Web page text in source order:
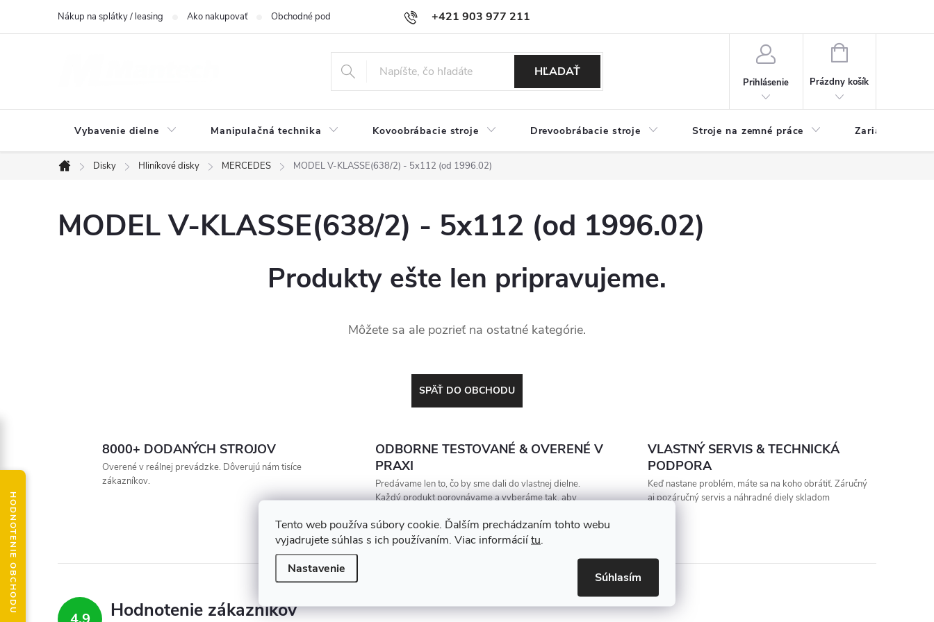
Tento web používa súbory cookie. Ďalším prechádzaním tohto webu
vyjadrujete súhlas s ich používaním. Viac informáciítu.
Nastavenie
Súhlasím
+421 903 977 211
Nákup na splátky / leasing Ako nakupovať Obchodné podmienky Podmienky ochrany osobných údajov
HĽADAŤ
Prihlásenie
NÁKUPNÝ
Prázdny košík
Vybavenie dielne Manipulačná technika Kovoobrábacie stroje Drevoobrábacie stroje Stroje na zemné práce Zariadenia na
Domov
Disky Hliníkové disky MERCEDES MODEL V-KLASSE(638/2) - 5x112 (od 1996.02)
MODEL V-KLASSE(638/2) - 5x112 (od 1996.02)
Produkty ešte len pripravujeme.
Môžete sa ale pozrieť na ostatné kategórie.
SPÄŤ DO OBCHODU
8000+ DODANÝCH STROJOV
Overené v reálnej prevádzke. Dôverujú nám tisíce
zákazníkov.
ODBORNE TESTOVANÉ & OVERENÉ V
PRAXI
Predávame len to, čo by sme dali do vlastnej dielne.
Každý produkt porovnávame a vyberáme tak, aby
VLASTNÝ SERVIS & TECHNICKÁ
PODPORA
Keď nastane problém, máte sa na koho obrátiť. Záručný
aj pozáručný servis a náhradné diely skladom
Hodnotenie zákazníkov
HODNOTENIE OBCHODU